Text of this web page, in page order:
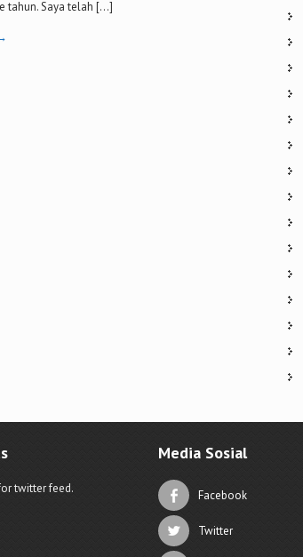
tahun. Saya telah […]
twitter feed.
Media Sosial
Facebook
Twitter